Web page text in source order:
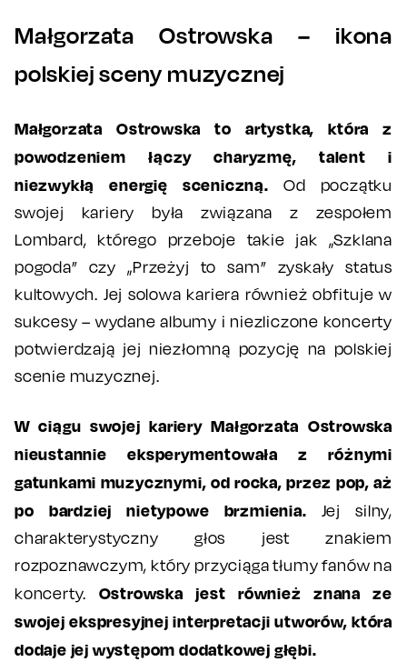
Małgorzata Ostrowska – ikona
polskiej sceny muzycznej
Małgorzata Ostrowska to artystka, która z
powodzeniem łączy charyzmę, talent i
niezwykłą energię sceniczną. Od początku
swojej kariery była związana z zespołem
Lombard, którego przeboje takie jak „Szklana
pogoda” czy „Przeżyj to sam” zyskały status
kultowych. Jej solowa kariera również obfituje w
sukcesy – wydane albumy i niezliczone koncerty
potwierdzają jej niezłomną pozycję na polskiej
scenie muzycznej.
W ciągu swojej kariery Małgorzata Ostrowska
nieustannie eksperymentowała z różnymi
gatunkami muzycznymi, od rocka, przez pop, aż
po bardziej nietypowe brzmienia. Jej silny,
charakterystyczny głos jest znakiem
rozpoznawczym, który przyciąga tłumy fanów na
koncerty. Ostrowska jest również znana ze
swojej ekspresyjnej interpretacji utworów, która
dodaje jej występom dodatkowej głębi.